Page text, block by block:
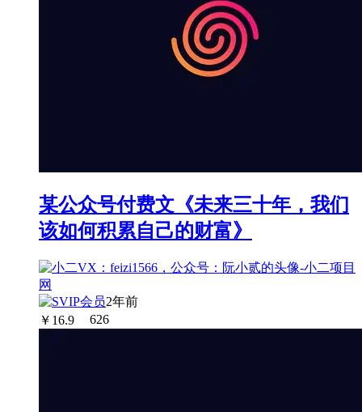
某公众号付费文《未来三十年，我们
该如何积累自己的财富》
2年前
￥ 16.9 626